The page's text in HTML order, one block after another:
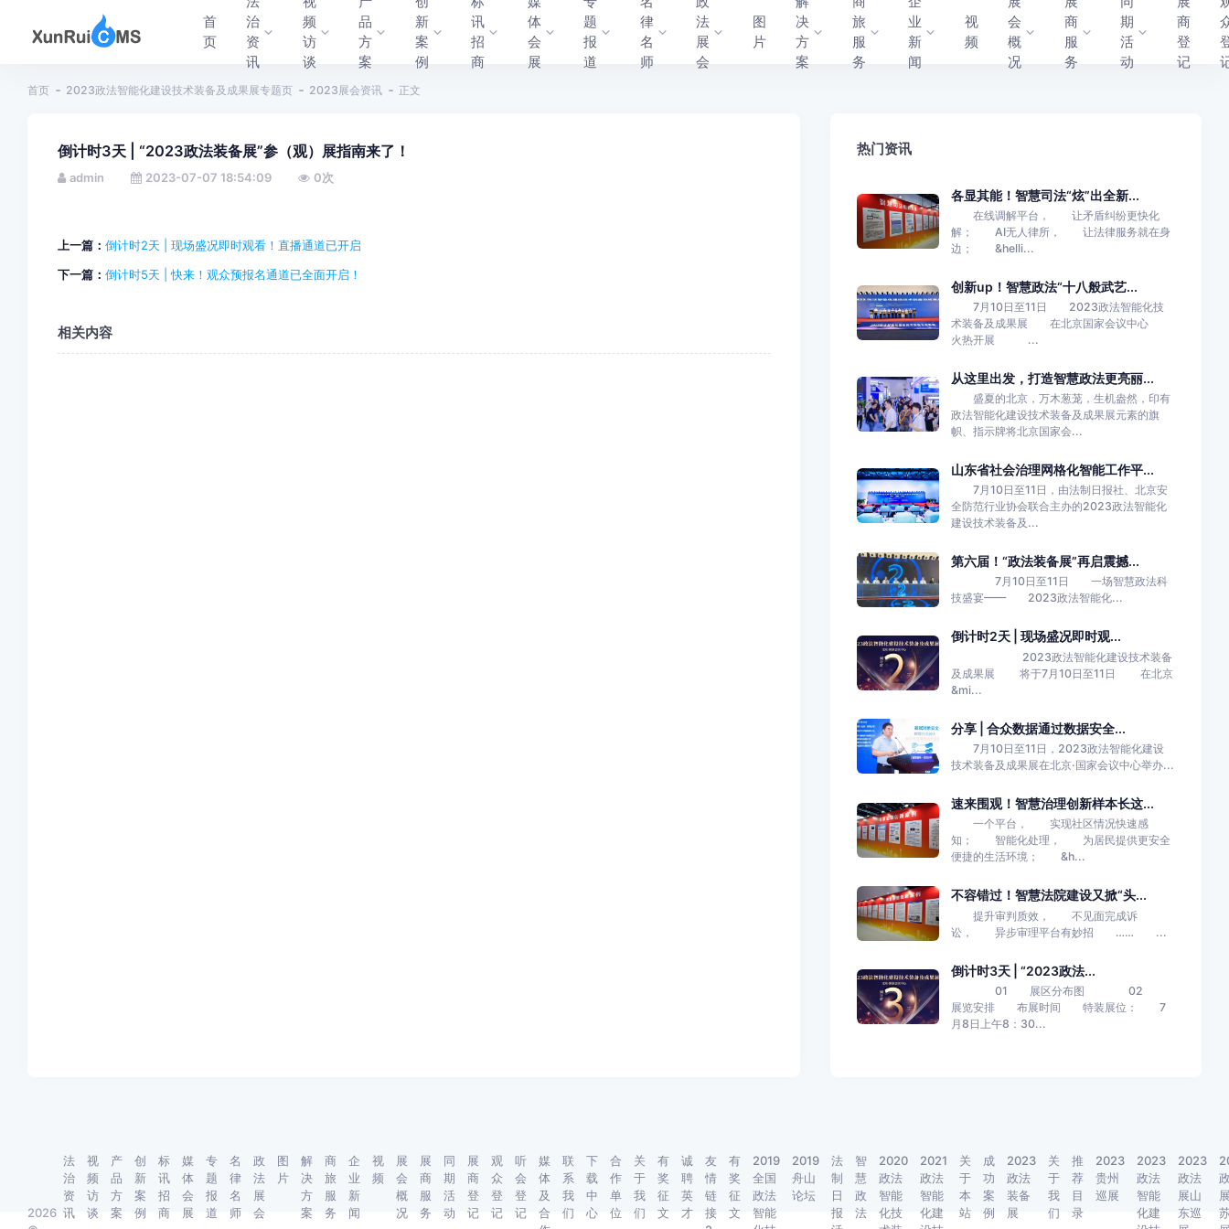
首
页
治
资
讯
频
访
谈
品
方
案
新
案
例
讯
招
商
体
会
展
题
报
道
律
名
师
法
展
会
图
片
决
方
案
旅
服
务
业
新
闻
视
频
会
概
况
商
服
务
期
活
动
商
登
记
首页 2023政法智能化建设技术装备及成果展专题页 2023展会资讯 正文
倒计时3天 | “2023政法装备展”参（观）展指南来了！
admin 2023-07-07 18:54:09 0次
上一篇： 倒计时2天 | 现场盛况即时观看！直播通道已开启
下一篇： 倒计时5天 | 快来！观众预报名通道已全面开启！
相关内容
热门资讯
各显其能！智慧司法“炫”出全新...
在线调解平台， 让矛盾纠纷更快化
解； AI无人律所， 让法律服务就在身
边； &helli...
创新up！智慧政法“十八般武艺...
7月10日至11日 2023政法智能化技
术装备及成果展 在北京国家会议中心
火热开展 ...
从这里出发，打造智慧政法更亮丽...
盛夏的北京，万木葱茏，生机盎然，印有
政法智能化建设技术装备及成果展元素的旗
帜、指示牌将北京国家会...
山东省社会治理网格化智能工作平...
7月10日至11日，由法制日报社、北京安
全防范行业协会联合主办的2023政法智能化
建设技术装备及...
第六届！“政法装备展”再启震撼...
7月10日至11日 一场智慧政法科
技盛宴—— 2023政法智能化...
倒计时2天 | 现场盛况即时观...
2023政法智能化建设技术装备
及成果展 将于7月10日至11日 在北京
&mi...
分享 | 合众数据通过数据安全...
7月10日至11日，2023政法智能化建设
技术装备及成果展在北京·国家会议中心举办...
速来围观！智慧治理创新样本长这...
一个平台， 实现社区情况快速感
知； 智能化处理， 为居民提供更安全
便捷的生活环境； &h...
不容错过！智慧法院建设又掀“头...
提升审判质效， 不见面完成诉
讼， 异步审理平台有妙招 …… ...
倒计时3天 | “2023政法...
01 展区分布图 02
展览安排 布展时间 特装展位： 7
月8日上午8：30...
2026
法
治
资
讯
视
频
访
谈
产
品
方
案
创
新
案
例
标
讯
招
商
媒
体
会
展
专
题
报
道
名
律
名
师
政
法
展
会
图
片
解
决
方
案
商
旅
服
务
企
业
新
闻
视
频
展
会
概
况
展
商
服
务
同
期
活
动
展
商
登
记
观
众
登
记
听
会
登
记
媒
体
及
合
联
系
我
们
下
载
中
心
合
作
单
位
关
于
我
们
有
奖
征
文
诚
聘
英
才
友
情
链
接
有
奖
征
文
2019
全国
政法
智能
2019
舟山
论坛
法
制
日
报
智
慧
政
法
2020
政法
智能
化技
2021
政法
智能
化建
关
于
本
站
成
功
案
例
2023
政法
装备
展
关
于
我
们
推
荐
目
录
2023
贵州
巡展
2023
政法
智能
化建
2023
政法
展山
东巡